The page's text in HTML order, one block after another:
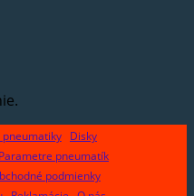
pneumatiky
Disky
Parametre pneumatík
podmienky